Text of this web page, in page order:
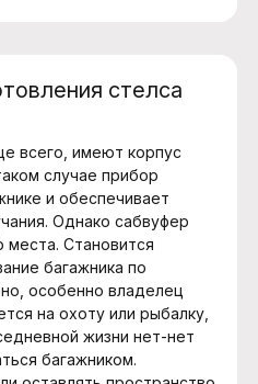
стелса
всего, имеют корпус
случае прибор
и обеспечивает
Однако сабвуфер
места. Становится
багажника по
особенно владелец
на охоту или рыбалку,
жизни нет-нет
багажником.